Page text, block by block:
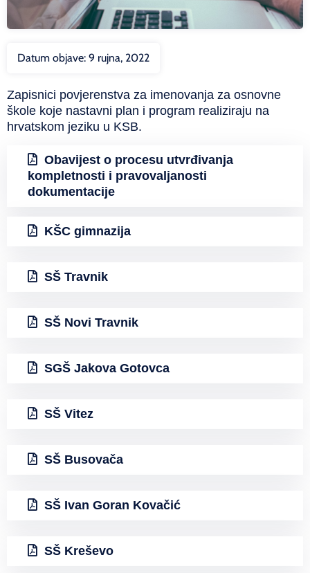
Datum objave: 9 rujna, 2022
Zapisnici povjerenstva za imenovanja za osnovne
škole koje nastavni plan i program realiziraju na
hrvatskom jeziku u KSB.
Obavijest o procesu utvrđivanja
kompletnosti i pravovaljanosti
dokumentacije
KŠC gimnazija
SŠ Travnik
SŠ Novi Travnik
SGŠ Jakova Gotovca
SŠ Vitez
SŠ Busovača
SŠ Ivan Goran Kovačić
SŠ Kreševo